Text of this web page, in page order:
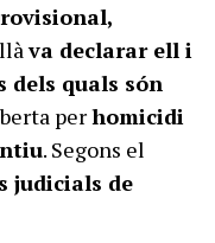
va declarar ell i
dels quals són
perhomicidi
. Segons el
judicials de